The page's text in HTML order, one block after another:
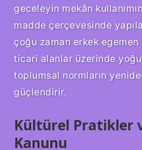
geceleyin mekân
madde çerçevesinde
çoğu zaman erkek egemen
ticari alanlar üzerinde
toplumsal normların
güçlendirir.
Kültürel Pratikler
Kanunu